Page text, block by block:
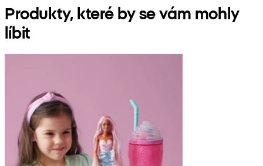
Produkty, které by se vám mohly
líbit